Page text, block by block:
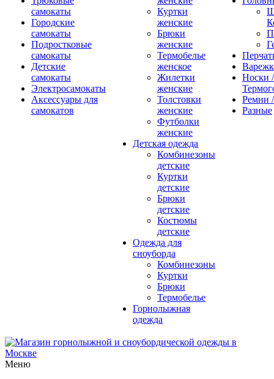
самокаты
Городские
самокаты
Подростковые
самокаты
Детские
самокаты
Электросамокаты
Аксессуары для
самокатов
Куртки
женские
Брюки
женские
Термобелье
женское
Жилетки
женские
Толстовки
женские
Футболки
женские
Детская одежда
Комбинезоны
детские
Куртки
детские
Брюки
детские
Костюмы
детские
Одежда для
сноуборда
Комбинезоны
Куртки
Брюки
Термобелье
Горнолыжная
одежда
Носки /
Ремни
Разные
Меню